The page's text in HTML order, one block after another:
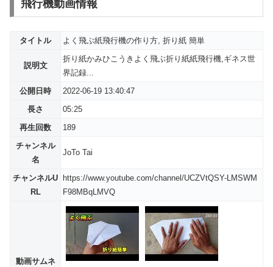
飛行機動画情報
タイトル よく飛ぶ紙飛行機の作り方, 折り紙 簡単
説明文
折り紙かみひこうきよく飛ぶ折り紙紙飛行機,ギネス世
界記録...
公開日時
2022-06-19 13:40:47
長さ
05:25
再生回数
189
チャンネル
名
JoTo Tai
チャンネルU
RL
https://www.youtube.com/channel/UCZVtQSY-LMSWM
F98MBqLMVQ
動画サムネ